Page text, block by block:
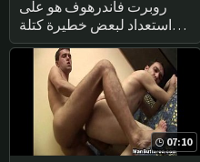
روبرت فاندرهوف هو على
استعداد لبعض خطيرة كتلة
القذف القانون
07:10